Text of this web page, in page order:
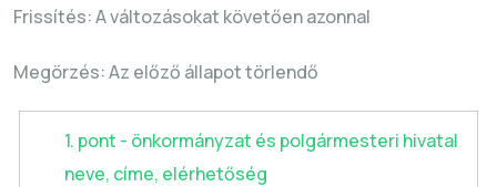
Frissítés: A változásokat követően azonnal
Megörzés: Az előző állapot törlendő
1. pont - önkormányzat és polgármesteri hivatal
neve, címe, elérhetőség